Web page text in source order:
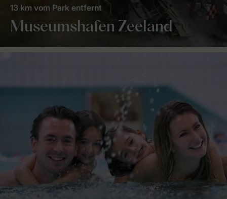
Museumshafen Zeeland
13 km vom Park entfernt